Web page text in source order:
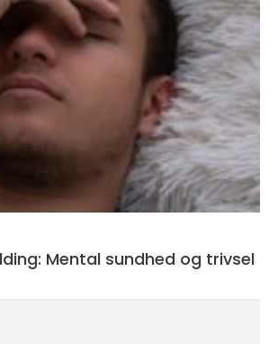
Mental sundhed og trivsel